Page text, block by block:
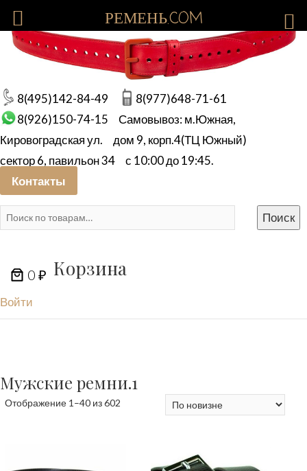
8(495)142-84-49
8(977)648-71-61
8(926)150-74-15
Самовывоз: м.Южная,
Кировоградская ул.
дом 9, корп.4(ТЦ Южный)
сектор 6, павильон 34
с 10:00 до 19:45.
Контакты
Искать:
Поиск
0 ₽
Войти
Корзина
Мужские ремни.1
Отображение 1–40 из 602 Сортировка:
РЕМЕНЬ.COM